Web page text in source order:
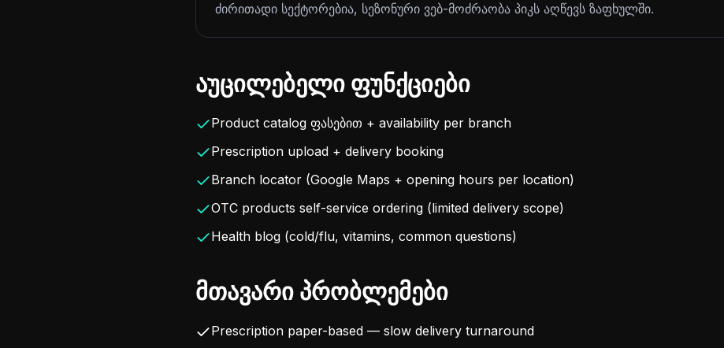
ძირითადი სექტორებია, სეზონური ვებ-მოძრაობა პიკს აღწევს ზაფხულში.
აუცილებელი ფუნქციები
Product catalog ფასებით + availability per branch
Prescription upload + delivery booking
Branch locator (Google Maps + opening hours per location)
OTC products self-service ordering (limited delivery scope)
Health blog (cold/flu, vitamins, common questions)
მთავარი პრობლემები
Prescription paper-based — slow delivery turnaround